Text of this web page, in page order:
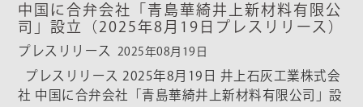
中国に合弁会社「青島華綺井上新材料有限公
司」設立（2025年8月19日プレスリリース）
プレスリリース 2025年08月19日
プレスリリース 2025年8月19日 井上石灰工業株式会
社 中国に合弁会社「青島華綺井上新材料有限公司」設